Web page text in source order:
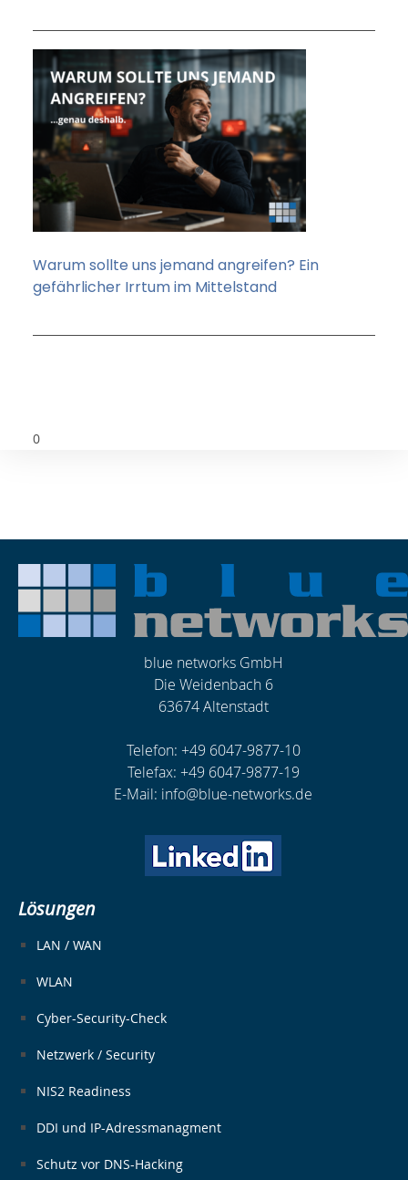
Warum sollte uns jemand angreifen? Ein
gefährlicher Irrtum im Mittelstand
blue networks GmbH
Die Weidenbach 6
63674 Altenstadt
Telefon: +49 6047-9877-10
Telefax: +49 6047-9877-19
E-Mail: info@blue-networks.de
Lösungen
LAN / WAN
WLAN
Cyber-Security-Check
Netzwerk / Security
NIS2 Readiness
DDI und IP-Adressmanagment​
Schutz vor DNS-Hacking